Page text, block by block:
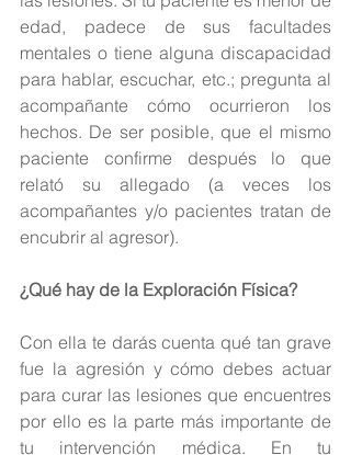
edad, padece de sus facultades
mentales o tiene alguna discapacidad
para hablar, escuchar, etc.; pregunta al
acompañante cómo ocurrieron los
hechos. De ser posible, que el mismo
paciente confirme después lo que
relató su allegado (a veces los
acompañantes y/o pacientes tratan de
encubrir al agresor).
¿Qué hay de la Exploración Física?
Con ella te darás cuenta qué tan grave
fue la agresión y cómo debes actuar
para curar las lesiones que encuentres
por ello es la parte más importante de
tu intervención médica. En tu